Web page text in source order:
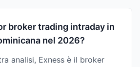
broker trading intraday in
nel 2026?
analisi, Exness è il broker